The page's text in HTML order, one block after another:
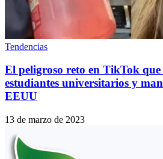
Tendencias
El peligroso reto en TikTok
estudiantes universitarios y
EEUU
13 de marzo de 2023